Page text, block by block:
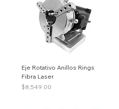
Eje Rotativo Anillos Rings
Fibra Laser
Price
$8,549.00